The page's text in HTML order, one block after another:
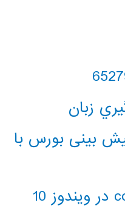
زبان
بینی بورس با